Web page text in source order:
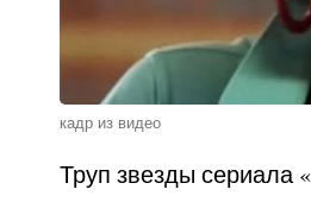
кадр из видео
Труп звезды сериала